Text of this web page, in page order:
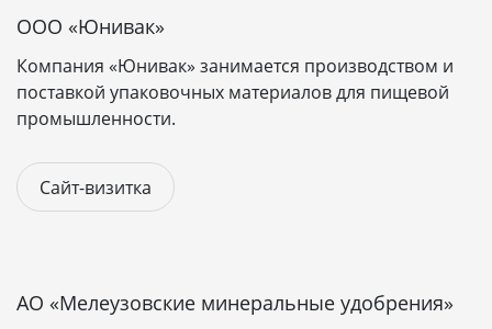
ООО «Юнивак»
Компания «Юнивак» занимается производством и
поставкой упаковочных материалов для пищевой
промышленности.
Сайт-визитка
АО «Мелеузовские минеральные удобрения»